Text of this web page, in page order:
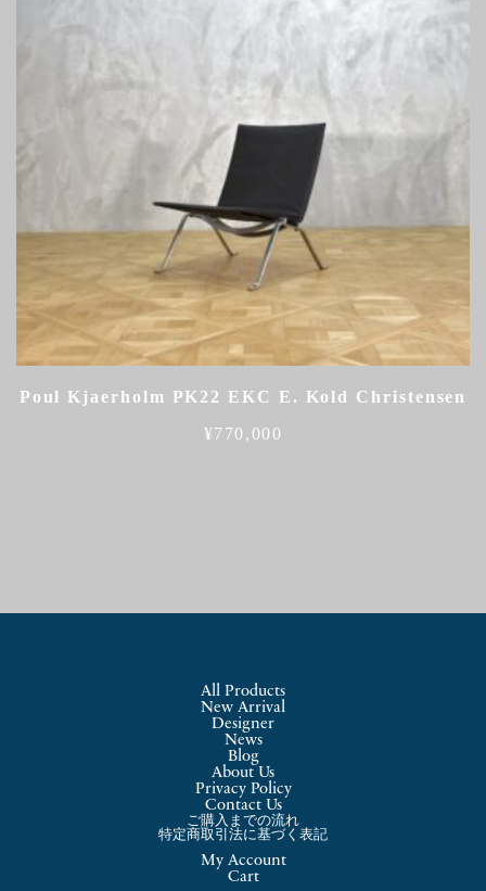
Poul Kjaerholm PK22 EKC E. Kold Christensen
¥770,000
All Products
New Arrival
Designer
News
Blog
About Us
Privacy Policy
Contact Us
ご購入までの流れ
特定商取引法に基づく表記
My Account
Cart